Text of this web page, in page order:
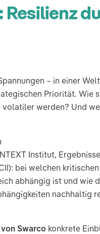
– in einer
Priorität. Wie
volatiler werden? Und
Institut,
bei welchen
abhängig ist und wie
nachhaltig
Swarco konkrete